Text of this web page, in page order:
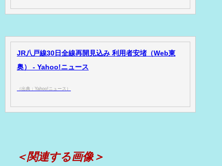
JR八戸線30日全線再開見込み 利用者安堵（Web東
奥） - Yahoo!ニュース
（出典：Yahoo!ニュース）
＜関連する画像＞